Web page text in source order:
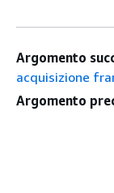
Argomento
acquisizione
Argomento